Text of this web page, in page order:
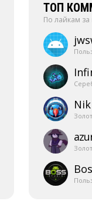
ТОП
По лайкам